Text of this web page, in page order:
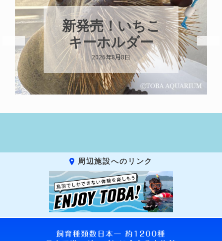
新発売！いちこ
キーホルダー
2026年8月8日
周辺施設へのリンク